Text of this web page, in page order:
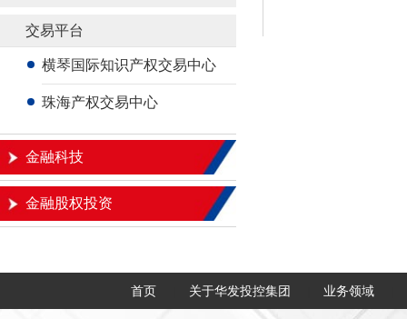
交易平台
横琴国际知识产权交易中心
珠海产权交易中心
金融科技
金融股权投资
首页 关于华发投控集团 业务领域